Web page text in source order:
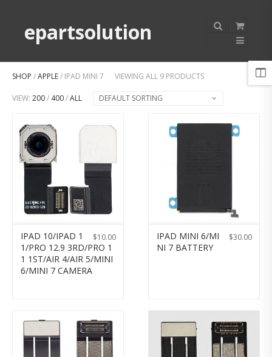
epartsolution
SHOP /APPLE/ IPAD MINI 7 VIEWING ALL 9 PRODUCTS
VIEW: 200/ 400/ALL DEFAULT SORTING
$10.00
IPAD 10/IPAD 1
1/PRO 12.9 3RD/PRO 1
1 1ST/AIR 4/AIR 5/MINI
6/MINI 7 CAMERA
$30.00
IPAD MINI 6/MI
NI 7 BATTERY